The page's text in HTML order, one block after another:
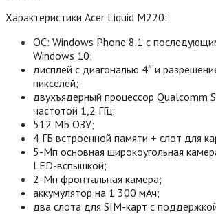
Характеристики Acer Liquid M220:
ОС: Windows Phone 8.1 с
Windows 10;
дисплей с диагональю 4″ и
пикселей;
двухъядерный процессор Qualcomm
частотой 1,2 ГГц;
512 МБ ОЗУ;
4 ГБ встроенной памяти + слот для
5-Мп основная широкоугольная
LED-вспышкой;
2-Мп фронтальная камера;
аккумулятор на 1 300 мАч;
два слота для SIM-карт с